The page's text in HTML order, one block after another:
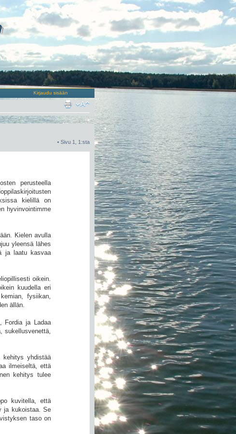
Kirjaudu sisään
• Sivu 1 1 :sta
perusteella
kielillä on
hyvinvointimme
Kielen avulla
yleensä lähes
ja laatu kasvaa
oikein.
kuudella eri
fysiikan,
ällän.
Fordia ja Ladaa
sukellusvenettä,
kehitys yhdistää
ilmeiseltä, että
kehitys tulee
kuvitella, että
ja kukoistaa. Se
taso on